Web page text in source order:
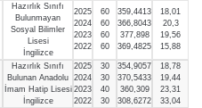
Hazırlık Sınıfı
Bulunmayan
Sosyal Bilimler
Lisesi
İngilizce
2025
2024
2023
2022
60
60
60
60
359,4413
366,8043
377,898
369,4825
18,01
20,3
19,56
15,88
Hazırlık Sınıfı
Bulunan Anadolu
İmam Hatip Lisesi
İngilizce
2025
2024
2023
2022
30
30
40
30
354,9057
370,5433
360,309
308,6272
18,78
19,44
23,31
33,04